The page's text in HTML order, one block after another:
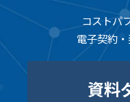
コストパ
電子契約
資料